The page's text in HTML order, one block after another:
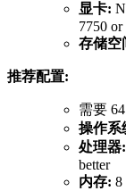
显卡:
7750 or
存储空
推荐配置:
需要
操作系
处理器:
better
内存: 8